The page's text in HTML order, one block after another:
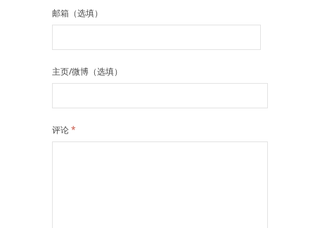
邮箱（选填）
主页/微博（选填）
评论*